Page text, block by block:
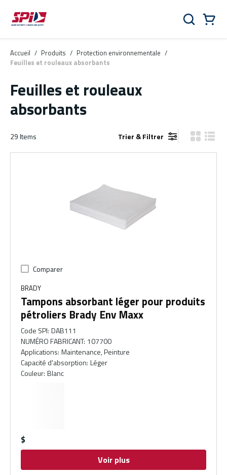
Aller au contenu principal
Skip to menu
Skip to footer
Rechercher
Accueil / Produits / Protection environnementale /
Feuilles et rouleaux absorbants
Feuilles et rouleaux
absorbants
29Items Trier & Filtrer Vue grille
Vue
Comparer
BRADY
Tampons absorbant léger pour produits
pétroliers Brady Env Maxx
Code SPI: DAB111
NUMÉRO FABRICANT: 107700
Applications: Maintenance, Peinture
Capacité d'absorption: Léger
Couleur: Blanc
$
Voir plus